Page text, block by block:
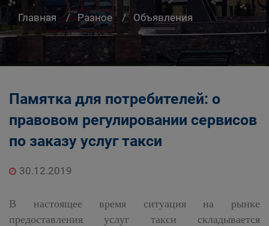
Главная Разное Объявления
Памятка для потребителей: о
правовом регулировании сервисов
по заказу услуг такси
30.12.2019
В настоящее время ситуация на рынке
предоставления услуг такси складывается